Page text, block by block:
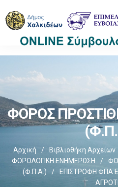
ΦΟΡΟΣ
Αρχική / Βιβλιοθήκη Αρχείων
ΦΟΡΟΛΟΓΙΚΗ ΕΝΗΜΕΡΩΣΗ
/
(Φ.Π.Α.)
/
ΕΠΙΣΤΡΟΦΗ ΦΠΑ